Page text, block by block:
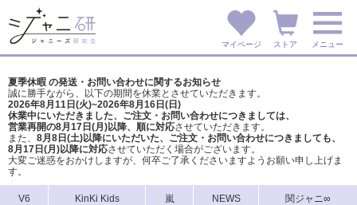
マイページ ストア メニュー
夏季休暇 の発送・お問い合わせに関するお知らせ
誠に勝手ながら、以下の期間を休業とさせていただきます。
2026年8月11日(火)~2026年8月16日(日)
休業中にいただきました、ご注文・お問い合わせにつきましては、
営業再開の8月17日(月)以降、順に対応させていただきます。
また、 8月8日(土)以降にいただいた、ご注文・ お問い合わせにつきましても、
8月17日(月)以降に対応させていただく場合がございます。
大変ご迷惑をおかけしますが、 何卒ご了承くださいますようお願い申し上げま
す。
V6 KinKi Kids 嵐 NEWS 関ジャニ∞